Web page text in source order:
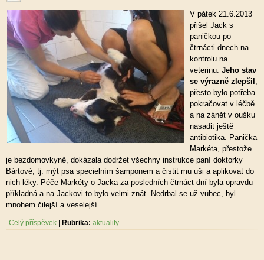
V pátek 21.6.2013
přišel Jack s
paničkou po
čtrnácti dnech na
kontrolu na
veterinu. Jeho stav
se výrazně zlepšil ,
přesto bylo potřeba
pokračovat v léčbě
a na zánět v oušku
nasadit ještě
antibiotika. Panička
Markéta, přestože
je bezdomovkyně, dokázala dodržet všechny instrukce paní doktorky
Bártové, tj. mýt psa specielním šamponem a čistit mu uši a aplikovat do
nich léky. Péče Markéty o Jacka za posledních čtrnáct dní byla opravdu
příkladná a na Jackovi to bylo velmi znát. Nedrbal se už vůbec, byl
mnohem čilejší a veselejší.
Celý příspěvek Rubrika: aktuality